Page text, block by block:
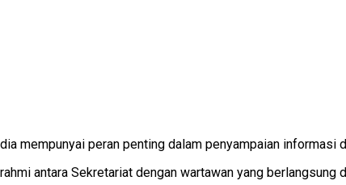
mempunyai peran penting dalam penyampaian informasi
antara Sekretariat dengan wartawan yang